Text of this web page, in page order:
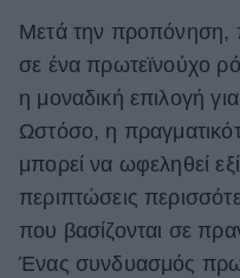
Αφιερώματα
ΒΟΞ
Χωρίς Ταμπέλες
Μετά την προπόνηση,
σε ένα πρωτεϊνούχο
η μοναδική επιλογή
Ωστόσο, η
μπορεί να ωφεληθεί
περιπτώσεις
που βασίζονται σε
Ένας συνδυασμός